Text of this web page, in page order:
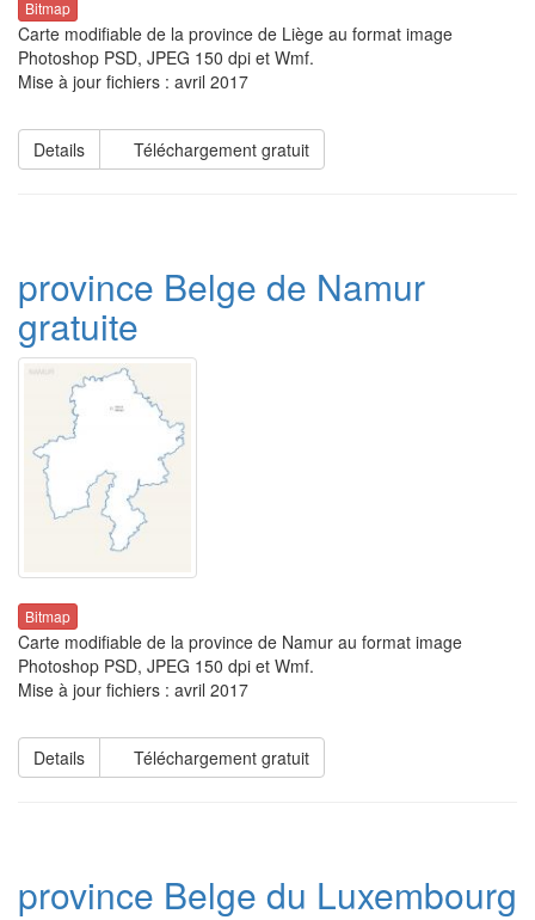
Bitmap
Carte modifiable de la province de Liège au format image
Photoshop PSD, JPEG 150 dpi et Wmf.
Mise à jour fichiers : avril 2017
Details Téléchargement gratuit
province Belge de Namur
gratuite
Bitmap
Carte modifiable de la province de Namur au format image
Photoshop PSD, JPEG 150 dpi et Wmf.
Mise à jour fichiers : avril 2017
Details Téléchargement gratuit
province Belge du Luxembourg